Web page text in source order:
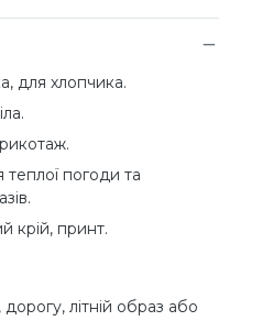
для хлопчика.
теплої погоди та
крій, принт.
літній образ або